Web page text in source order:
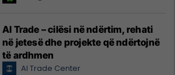
Al Trade – cilësi në ndërtim, rehati
në jetesë dhe projekte që ndërtojnë
të ardhmen
Al Trade Center